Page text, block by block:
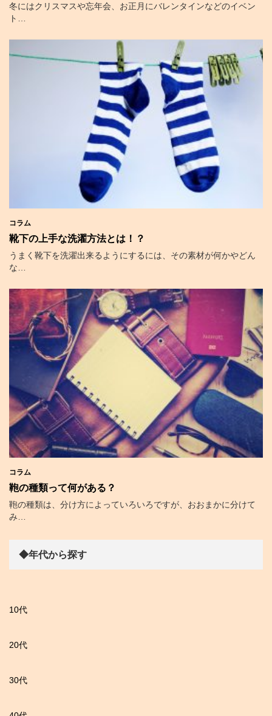
冬にはクリスマスや忘年会、お正月にバレンタインなどのイベン
ト…
コラム
靴下の上手な洗濯方法とは！？
うまく靴下を洗濯出来るようにするには、その素材が何かやどん
な…
コラム
鞄の種類って何がある？
鞄の種類は、分け方によっていろいろですが、おおまかに分けて
み…
◆年代から探す
10代
20代
30代